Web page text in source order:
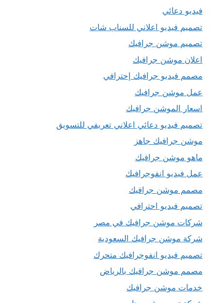
فيديو دعائي
تصميم فيديو اعلاني للسناب شات
تصميم موشن جرافيك
اعلان موشن جرافيك
مصمم فيديو جرافيك إحترافي
عمل موشن جرافيك
اسعار الموشن جرافيك
تصميم فيديو دعائي اعلاني تعريفي للتسويق
موشن جرافيك جاهز
ماهو موشن جرافيك
عمل فيديو انفوجرافيك
مصمم موشن جرافيك
تصميم فيديو احترافي
شركات موشن جرافيك في مصر
شركة موشن جرافيك السعودية
تصميم فيديو انفوجرافيك متحرك
مصمم موشن جرافيك بالرياض
خدمات موشن جرافيك